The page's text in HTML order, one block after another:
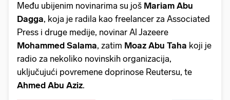
Među ubijenim novinarima su još Mariam Abu
Dagga, koja je radila kao freelancer za Associated
Press i druge medije, novinar Al Jazeere
Mohammed Salama, zatim Moaz Abu Taha koji je
radio za nekoliko novinskih organizacija,
uključujući povremene doprinose Reutersu, te
Ahmed Abu Aziz.